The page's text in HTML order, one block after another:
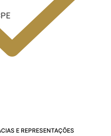
E REPRESENTAÇÕES